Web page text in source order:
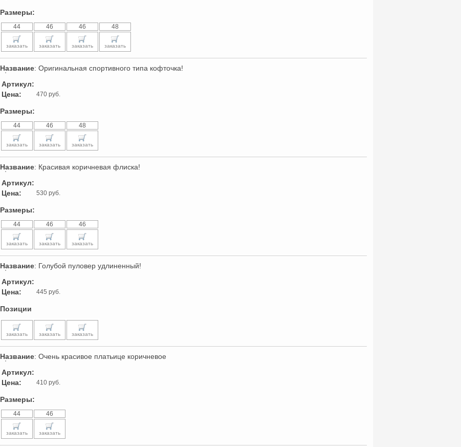
Размеры:
44 46 46 48
заказать заказать заказать заказать
Название: Оригинальная спортивного типа кофточка!
Артикул:
Цена:
470 руб.
Размеры:
44 46 48
заказать заказать заказать
Название: Красивая коричневая флиска!
Артикул:
Цена:
530 руб.
Размеры:
44 46 46
заказать заказать заказать
Название: Голубой пуловер удлиненный!
Артикул:
Цена:
445 руб.
Позиции
заказать заказать заказать
Название: Очень красивое платьице коричневое
Артикул:
Цена:
410 руб.
Размеры:
44 46
заказать заказать